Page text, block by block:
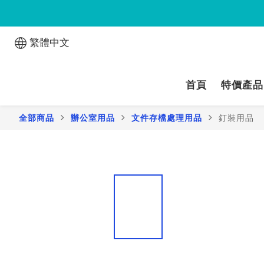
繁體中文
首頁 特價產品
全部商品 辦公室用品 文件存檔處理用品 釘裝用品